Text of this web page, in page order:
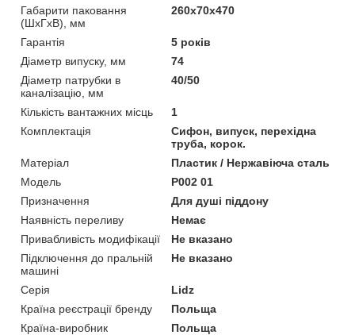
Габарити паковання
(ШхГхВ), мм
260х70х470
Гарантія
5 років
Діаметр випуску, мм
74
Діаметр патрубки в
каналізацію, мм
40/50
Кількість вантажних місць
1
Комплектація
Сифон, випуск, перехідна
труба, корок.
Матеріал
Пластик / Нержавіюча сталь
Мoдель
P002 01
Призначення
Для душі піддону
Наявність переливу
Немає
Привабливість модифікації
Не вказано
Підключення до пральній
машині
Не вказано
Серія
Lidz
Країна реєстрації бренду
Польща
Країна-виробник
Польща